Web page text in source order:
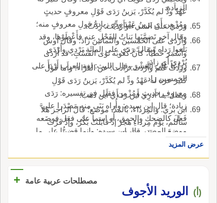
الزيادة.
عَهْدُ ودٍّ لم يُكَدَّرْ، يَزينُ رَدَى قَوْلِ معروفٍ حديثٍ
ومُزْمِن أَي يَزينُ عَهْدَ وِدِّهِ زيادةُ قولِ معروفٍ منه؛
وقال آخر تَضمَّنَها بَناتُ الفَحْلِ عنه فأَعْطَوْها، وقد
بَلَغوا رَداه ويقال: رَدَى على المائَةِ يَرْدِي وأَرْدَى
يُرْدِي أَي زادَ.
ورَدَيْ على الشيء وأَرْدَيْت: زِدْتُ.
وأَرْدَى على الخَمسينَ والثمانينَ زادَ؛ وقال أَوس
وأسْمَرَ خَطِّيّاً، كأَنَّ كُعوبَه نَوَى القَسْبِ، قد أَرْدَى
ذراعاً على العَشْر وقال الليث: لغة العرب أَرْدَأَ على
الخمسين زاد.
ورَدَتْ غَنَم وأَرْدَتْ: زادت؛ عن الفرّاء؛ وأَما قول
كثير عزة له عَهْدُ ودٍّ لم يُكَدَّرْ، يَزينُ رَدَى قَوْلِ
معروفٍ حديثٍ ومُزْمِن فقيل في تفسيره: رَدَى
زيادة؛ قال ابن سيده: وأُراه بَنَى منه مَصْدَرا على
فَعِلَ كالضحك والحمق، أَو اسماً على فعَل فوضَعه
موضِعَ المصدر قال ابن سيده: وإنما قضينا على ما
لم تَظْهر فيه الياءُ من هذا البا بالياء لأَنها لامٌ مع
وجود ردي ظاهرة وعدم ردو.
ويقال: ما أَدرِي أَين رَدَ أَي أَين ذَهَبَ.
ابن بري: والمِرداء، بالمدِّ، موضع؛ قال الراجز هَلاَّ
سأَلتُم، يَوْمَ مِرداءِ هَجَرْ إذْ قابَلَتْ بَكْرٌ، وإذْ فَرَّتْ
مُضَر وقال آخر فَلَيْتَكَ حالَ البحرُ دونَكَ كلُّه ومَنْ
بالمَرادِي من فَصيحٍ وأَعْجَم قال الأَصمعي: المَرادِي
جمع مِرْداءٍ، بكسر الميم، وهي رمال منبطح ليست
عرض المزيد
مصطلحات عربية عامة +
(أ) الوريد الأجوف